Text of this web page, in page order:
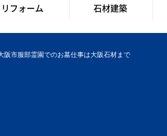
フォーム 石材建築
阪市服部霊園でのお墓仕事は大阪石材まで